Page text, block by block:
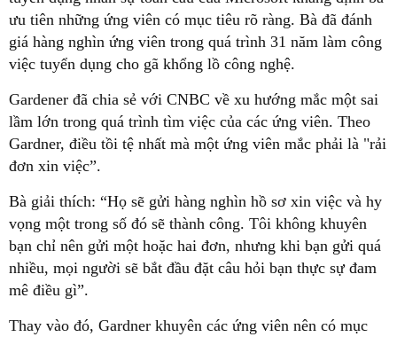
ưu tiên những ứng viên có mục tiêu rõ ràng. Bà đã đánh
giá hàng nghìn ứng viên trong quá trình 31 năm làm công
việc tuyển dụng cho gã khổng lồ công nghệ.
Gardener đã chia sẻ với CNBC về xu hướng mắc một sai
lầm lớn trong quá trình tìm việc của các ứng viên. Theo
Gardner, điều tồi tệ nhất mà một ứng viên mắc phải là "rải
đơn xin việc”.
Bà giải thích: “Họ sẽ gửi hàng nghìn hồ sơ xin việc và hy
vọng một trong số đó sẽ thành công. Tôi không khuyên
bạn chỉ nên gửi một hoặc hai đơn, nhưng khi bạn gửi quá
nhiều, mọi người sẽ bắt đầu đặt câu hỏi bạn thực sự đam
mê điều gì”.
Thay vào đó, Gardner khuyên các ứng viên nên có mục